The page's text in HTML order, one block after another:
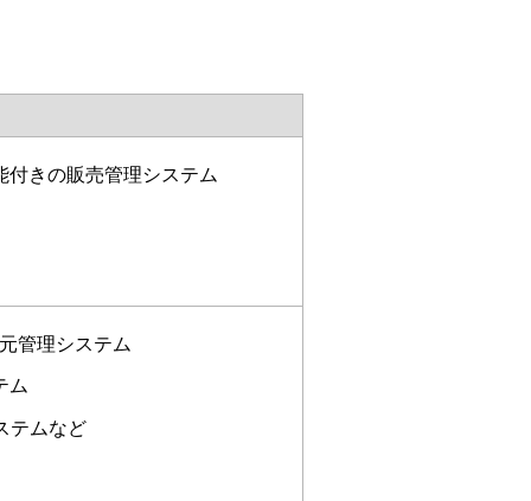
付きの販売管理システム
管理システム
ム
テムなど